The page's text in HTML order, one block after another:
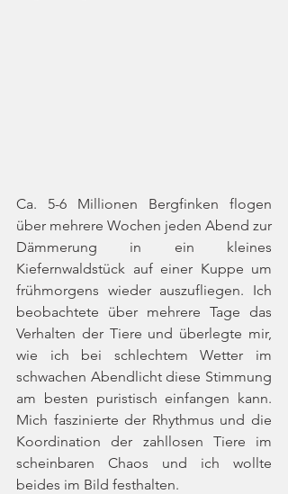
Ca. 5-6 Millionen Bergfinken flogen
über mehrere Wochen jeden Abend zur
Dämmerung in ein kleines
Kiefernwaldstück auf einer Kuppe um
frühmorgens wieder auszufliegen. Ich
beobachtete über mehrere Tage das
Verhalten der Tiere und überlegte mir,
wie ich bei schlechtem Wetter im
schwachen Abendlicht diese Stimmung
am besten puristisch einfangen kann.
Mich faszinierte der Rhythmus und die
Koordination der zahllosen Tiere im
scheinbaren Chaos und ich wollte
beides im Bild festhalten.